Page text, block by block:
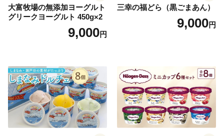
大富牧場の無添加ヨーグルト
グリークヨーグルト 450g×2
9,000円
三幸の福どら（黒ごまあん）
9,000円